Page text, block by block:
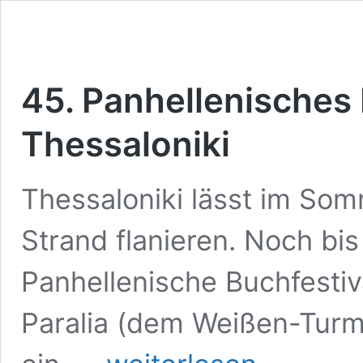
45.
Thessaloniki
Thessaloniki lässt im
Strand flanieren. Noch
Panhellenische
Paralia (dem Weißen-